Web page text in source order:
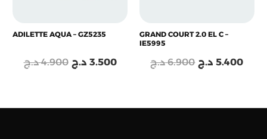
ADILETTE AQUA – GZ5235
4.900 د.ج 3.500 د.ج
GRAND COURT 2.0 EL C –
IE5995
6.900 د.ج 5.400 د.ج